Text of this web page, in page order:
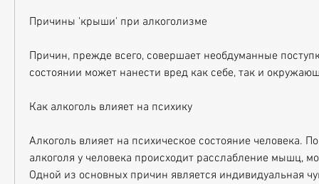
Причины 'крыши' при алкоголизме
Причин, прежде всего, совершает необдуманные
состоянии может нанести вред как себе, так и
Как алкоголь влияет на психику
Алкоголь влияет на психическое состояние человека.
алкоголя у человека происходит расслабление мышц,
Одной из основных причин является индивидуальная